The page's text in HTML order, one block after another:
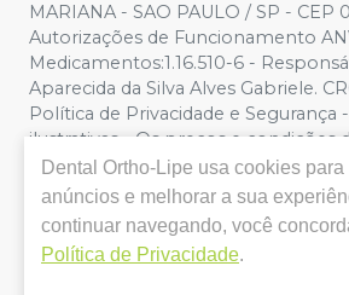
MARIANA - SAO PAULO / SP - CEP
Autorizações de Funcionamento
Medicamentos:1.16.510-6 -
Aparecida da Silva Alves Gabriele.
Política de Privacidade e
ilustrativas - Os preços e condições
sujeitos a alterações. Em caso de
no site, o valor válido é o do
vendemos por atacado, por isso
direito de não atender compras de
pelo site.
Dental Ortho-Lipe usa cookies
anúncios e melhorar a sua
continuar navegando, você
Política de Privacidade.